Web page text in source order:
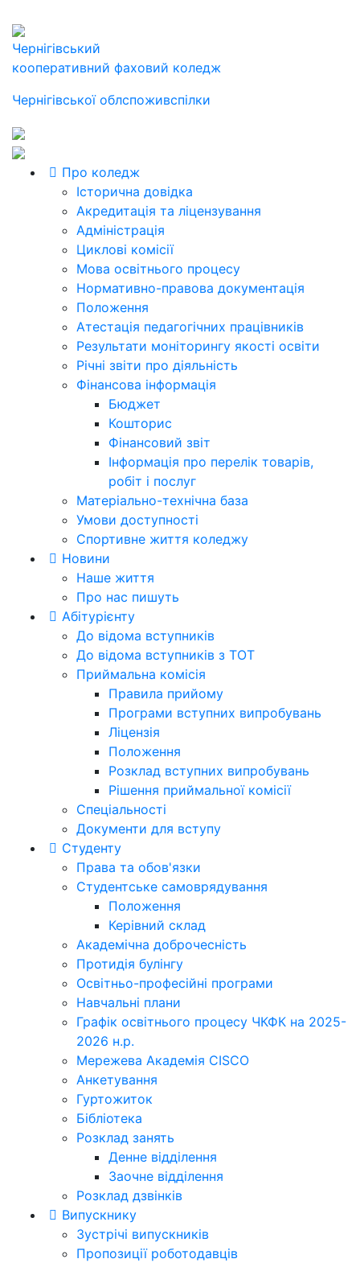
Чернігівський
кооперативний фаховий коледж
Чернігівської облспоживспілки
Про коледж
Історична довідка
Акредитація та ліцензування
Адміністрація
Циклові комісії
Мова освітнього процесу
Нормативно-правова документація
Положення
Атестація педагогічних працівників
Результати моніторингу якості освіти
Річні звіти про діяльність
Фінансова інформація
Бюджет
Кошторис
Фінансовий звіт
Інформація про перелік товарів,
робіт і послуг
Матеріально-технічна база
Умови доступності
Спортивне життя коледжу
Новини
Наше життя
Про нас пишуть
Абітурієнту
До відома вступників
До відома вступників з ТОТ
Приймальна комісія
Правила прийому
Програми вступних випробувань
Ліцензія
Положення
Розклад вступних випробувань
Рішення приймальної комісії
Спеціальності
Документи для вступу
Студенту
Права та обов'язки
Студентське самоврядування
Положення
Керівний склад
Академічна доброчесність
Протидія булінгу
Освітньо-професійні програми
Навчальні плани
Графік освітнього процесу ЧКФК на 2025-
2026 н.р.
Мережева Академія CISCO
Анкетування
Гуртожиток
Бібліотека
Розклад занять
Денне відділення
Заочне відділення
Розклад дзвінків
Випускнику
Зустрічі випускників
Пропозиції роботодавців